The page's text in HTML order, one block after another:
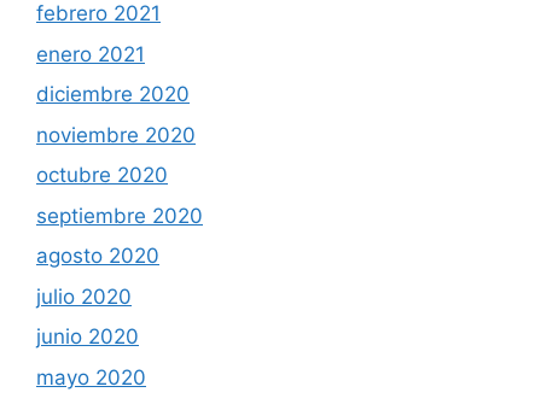
febrero 2021
enero 2021
diciembre 2020
noviembre 2020
octubre 2020
septiembre 2020
agosto 2020
julio 2020
junio 2020
mayo 2020